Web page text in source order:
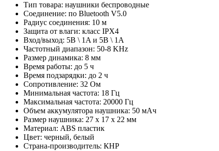
Тип товара: наушники беспроводные
Соединение: по Bluetooth V5.0
Радиус соединения: 10 м
Защита от влаги: класс IPX4
Вход/выход: 5В \ 1A и 5В \ 1A
Частотный диапазон: 50-8 KHz
Размер динамика: 8 мм
Время работы: до 5 ч
Время подзарядки: до 2 ч
Сопротивление: 32 Ом
Минимальная частота: 18 Гц
Максимальная частота: 20000 Гц
Объем аккумулятора наушника: 50 мАч
Размер наушника: 27 х 17 х 22 мм
Материал: ABS пластик
Цвет: черный, белый
Страна-производитель: КНР